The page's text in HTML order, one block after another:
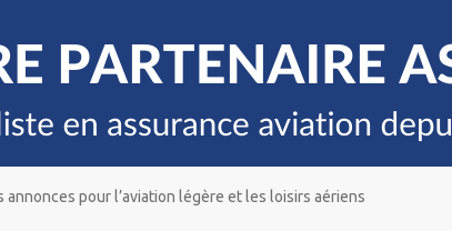
annonces pour l’aviation légère et les loisirs aériens